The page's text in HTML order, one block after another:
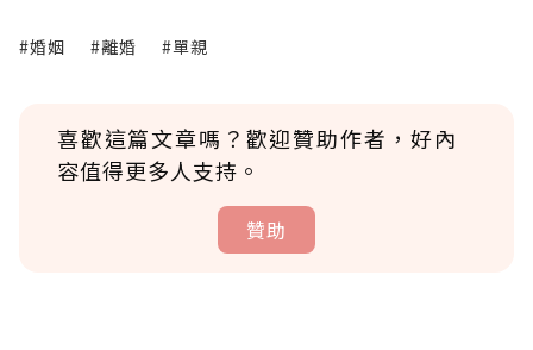
#婚姻 #離婚 #單親
喜歡這篇文章嗎？歡迎贊助作者，好內
容值得更多人支持。
贊助